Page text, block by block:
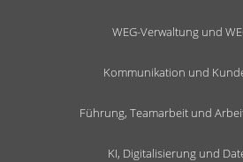
WEG-Verwaltung und
Kommunikation und
Führung, Teamarbeit und
KI, Digitalisierung und